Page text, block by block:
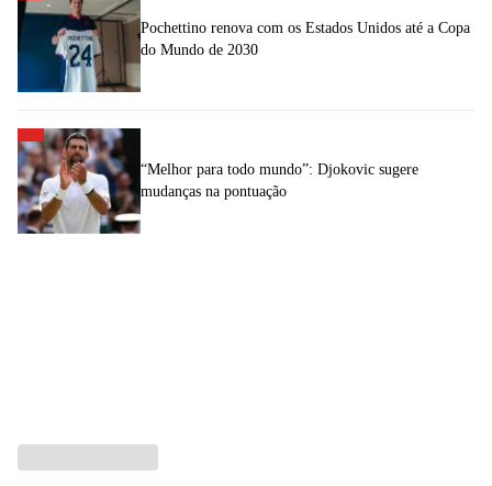
Pochettino renova com os Estados Unidos até a Copa
do Mundo de 2030
“Melhor para todo mundo”: Djokovic sugere
mudanças na pontuação